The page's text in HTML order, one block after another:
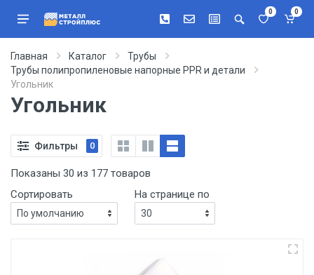
0 0
Главная Каталог
Трубы
Трубы полипропиленовые напорные PPR и детали
Угольник
Угольник
Фильтры 0
Показаны 30 из 177 товаров
Сортировать
На странице по